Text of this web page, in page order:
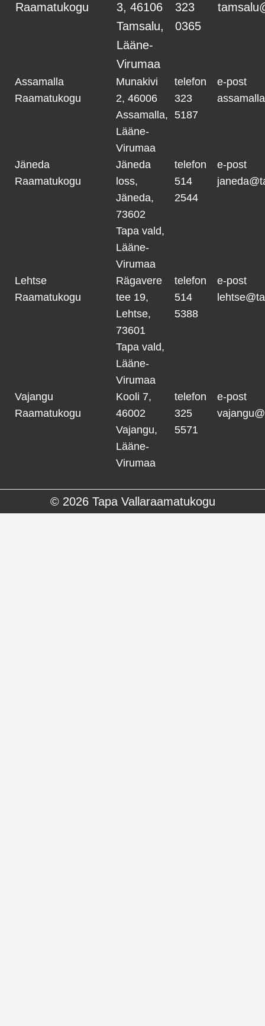
Raamatukogu
3, 46106
Tamsalu,
Lääne-
Virumaa
323
0365
Assamalla
Raamatukogu
Munakivi
2, 46006
Assamalla,
Lääne-
Virumaa
telefon
323
5187
e-post
Jäneda
Raamatukogu
Jäneda
loss,
Jäneda,
73602
Tapa vald,
Lääne-
Virumaa
telefon
514
2544
e-post
Lehtse
Raamatukogu
Rägavere
tee 19,
Lehtse,
73601
Tapa vald,
Lääne-
Virumaa
telefon
514
5388
e-post
Vajangu
Raamatukogu
Kooli 7,
46002
Vajangu,
Lääne-
Virumaa
telefon
325
5571
e-post
© 2026 Tapa Vallaraamatukogu